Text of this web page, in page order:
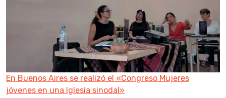
En Buenos Aires se realizó el «Congreso Mujeres
jóvenes en una Iglesia sinodal»